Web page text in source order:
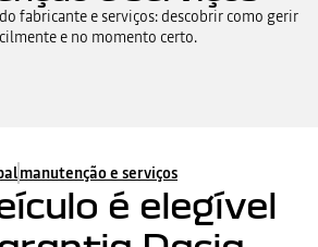
fabricante e serviços: descobrir como gerir
e no momento certo.
manutenção e serviços
é elegível